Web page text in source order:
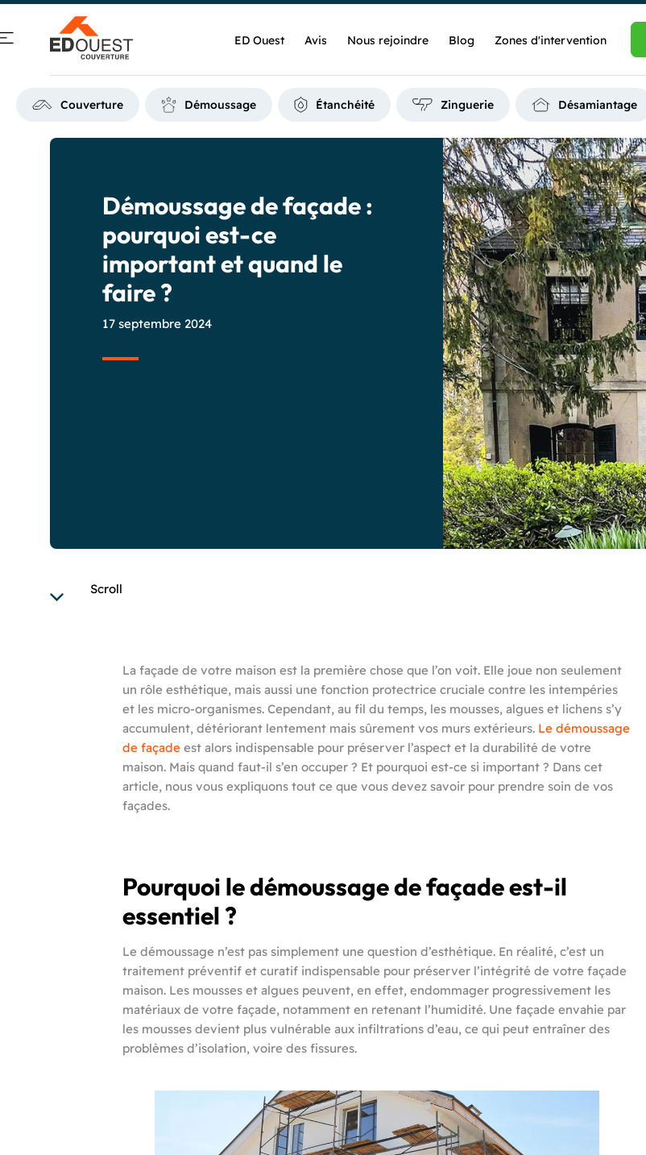
ED Ouest Avis Nous rejoindre Blog Zones d'intervention
Couverture Démoussage Étanchéité Zinguerie Désamiantage
Démoussage de façade :
pourquoi est-ce
important et quand le
faire ?
17 septembre 2024
Scroll
La façade de votre maison est la première chose que l’on voit. Elle joue non seulement
un rôle esthétique, mais aussi une fonction protectrice cruciale contre les intempéries
et les micro-organismes. Cependant, au fil du temps, les mousses, algues et lichens s’y
accumulent, détériorant lentement mais sûrement vos murs extérieurs. Le démoussage
de façade est alors indispensable pour préserver l’aspect et la durabilité de votre
maison. Mais quand faut-il s’en occuper ? Et pourquoi est-ce si important ? Dans cet
article, nous vous expliquons tout ce que vous devez savoir pour prendre soin de vos
façades.
Pourquoi le démoussage de façade est-il
essentiel ?
Le démoussage n’est pas simplement une question d’esthétique. En réalité, c’est un
traitement préventif et curatif indispensable pour préserver l’intégrité de votre façade
maison. Les mousses et algues peuvent, en effet, endommager progressivement les
matériaux de votre façade, notamment en retenant l’humidité. Une façade envahie par
les mousses devient plus vulnérable aux infiltrations d’eau, ce qui peut entraîner des
problèmes d’isolation, voire des fissures.